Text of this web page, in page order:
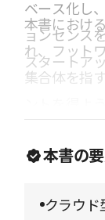
ベース化し
ョンセンス
スタートア
本書におけ
れ、フット
集合体を指
ったが、今
行動力、ア
本書の
クラウド